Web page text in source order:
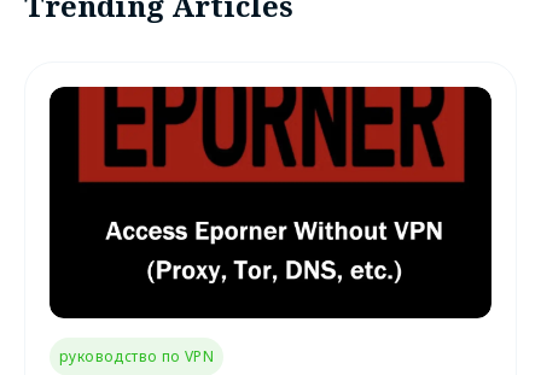
руководство по VPN